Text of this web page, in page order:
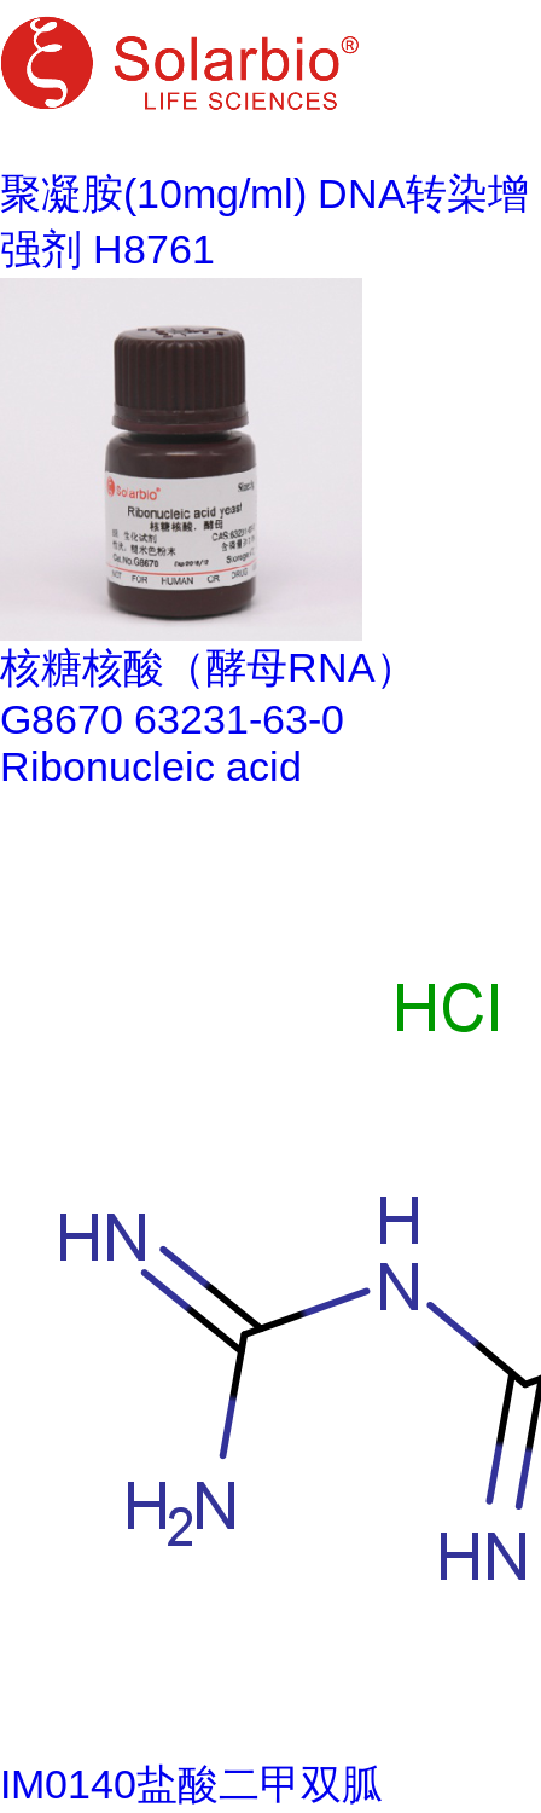
聚凝胺(10mg/ml) DNA转染增
强剂 H8761
核糖核酸（酵母RNA）
G8670 63231-63-0
Ribonucleic acid
IM0140盐酸二甲双胍